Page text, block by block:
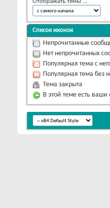
Отображать темы ...
Список иконок
Непрочитанные
Нет непрочитанных
Популярная тема с
Популярная тема без
Тема закрыта
В этой теме есть